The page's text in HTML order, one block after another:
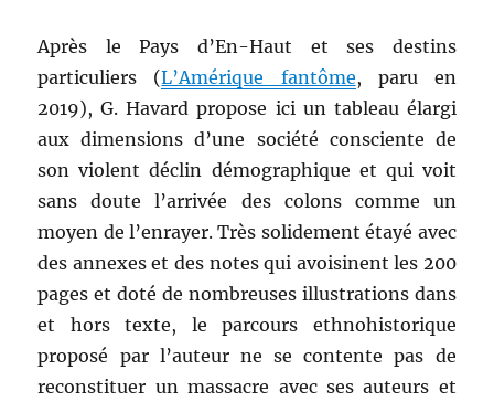
Après le Pays d’En-Haut et ses destins
particuliers (L’Amérique fantôme, paru en
2019), G. Havard propose ici un tableau élargi
aux dimensions d’une société consciente de
son violent déclin démographique et qui voit
sans doute l’arrivée des colons comme un
moyen de l’enrayer. Très solidement étayé avec
des annexes et des notes qui avoisinent les 200
pages et doté de nombreuses illustrations dans
et hors texte, le parcours ethnohistorique
proposé par l’auteur ne se contente pas de
reconstituer un massacre avec ses auteurs et